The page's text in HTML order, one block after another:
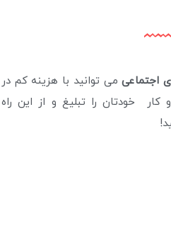
اجتماعی می توانید با هزینه کم در
خودتان را تبلیغ و از این راه